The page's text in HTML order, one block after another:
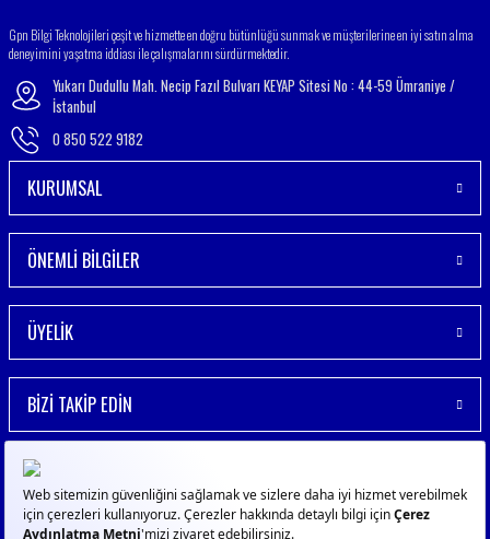
Gpn Bilgi Teknolojileri çeşit ve hizmette en doğru bütünlüğü sunmak ve müşterilerine en iyi satın alma
deneyimini yaşatma iddiası ile çalışmalarını sürdürmektedir.
Yukarı Dudullu Mah. Necip Fazıl Bulvarı KEYAP Sitesi No : 44-59 Ümraniye /
İstanbul
0 850 522 9182
KURUMSAL
ÖNEMLİ BİLGİLER
ÜYELİK
BİZİ TAKİP EDİN